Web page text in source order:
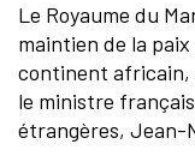
Le Royaume du
maintien de la
continent africain,
le ministre
étrangères, Jean-